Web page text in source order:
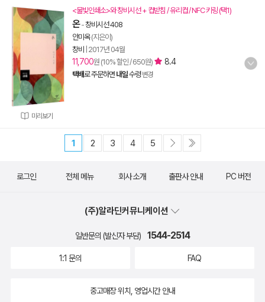
미리보기
<물빛인쇄소>와 창비시선 + 컵받침 / 유리컵 / NFC 키링 (택1)
온-창비시선 408
안미옥(지은이)
창비
2017년 04월
11,700원 (10% 할인 / 650원) 8.4
택배로 주문하면 내일수령 변경
1 2 3 4 5
로그인 전체 메뉴 회사 소개 출판사 안내 PC 버전
(주)알라딘커뮤니케이션
일반문의 (발신자 부담) 1544-2514
1:1 문의 FAQ
중고매장 위치, 영업시간 안내